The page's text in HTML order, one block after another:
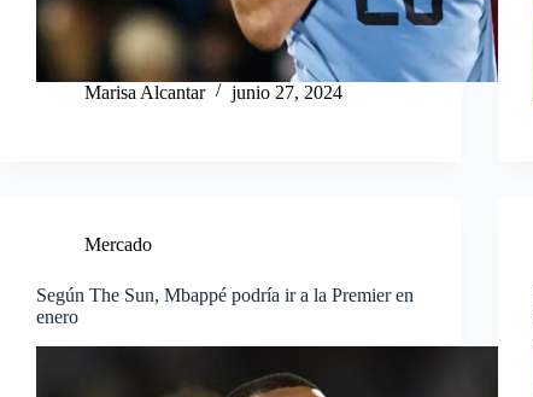
Marisa Alcantar junio 27, 2024
Mercado
Según The Sun, Mbappé podría ir a la Premier en
enero